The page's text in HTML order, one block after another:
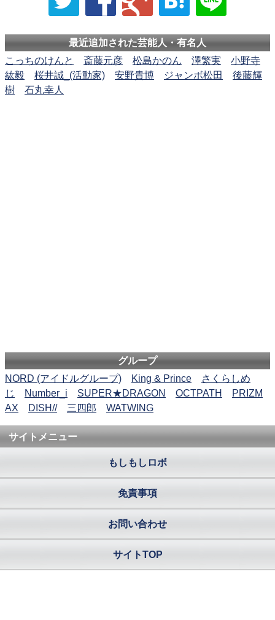
最近追加された芸能人・有名人
こっちのけんと
斎藤元彦 松島かのん 澤繁実
小野寺
紘毅
桜井誠_(活動家) 安野貴博 ジャンボ松田
後藤輝
樹
石丸幸人
グループ
NORD (アイドルグループ)
King & Prince
さくらしめ
じ
Number_i SUPER★DRAGON OCTPATH
PRIZM
AX
DISH// 三四郎 WATWING
サイトメニュー
もしもしロボ
免責事項
お問い合わせ
サイトTOP